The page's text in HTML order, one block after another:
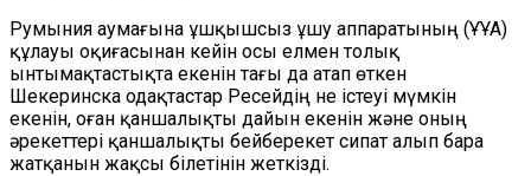
Румыния аумағына ұшқышсыз ұшу аппаратының (ҰҰА)
құлауы оқиғасынан кейін осы елмен толық
ынтымақтастықта екенін тағы да атап өткен
Шекеринска одақтастар Ресейдің не істеуі мүмкін
екенін, оған қаншалықты дайын екенін және оның
әрекеттері қаншалықты бейберекет сипат алып бара
жатқанын жақсы білетінін жеткізді.